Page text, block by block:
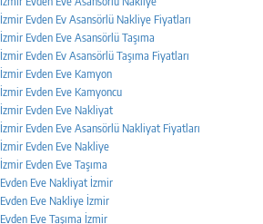
İzmir Evden Ev Asansörlü Nakliye Fiyatları
İzmir Evden Eve Asansörlü Taşıma
İzmir Evden Ev Asansörlü Taşıma Fiyatları
İzmir Evden Eve Kamyon
İzmir Evden Eve Kamyoncu
İzmir Evden Eve Nakliyat
İzmir Evden Eve Asansörlü Nakliyat Fiyatları
İzmir Evden Eve Nakliye
İzmir Evden Eve Taşıma
Evden Eve Nakliyat İzmir
Evden Eve Nakliye İzmir
Evden Eve Taşıma İzmir